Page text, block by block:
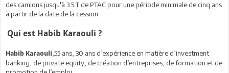
des camions jusqu'à 3.5 T de PTAC pour une période minimale de cinq ans
à partir de la date de la cession.
Qui est Habib Karaouli ?
Habib Karaouli 55 ans, 30 ans d’expérience en matière d’investment
banking, de private equity, de création d’entreprises, de formation et de